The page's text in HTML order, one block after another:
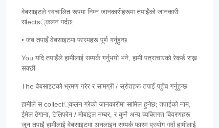
वेबसाइटले स्वचालित रूपमा निम्न जानकारीहरूमा तपाईंको जानकारी
सlects्कलन गर्दछ:
• जब तपाइँ वेबसाइटमा फारमहरू पूर्ण गर्नुहुन्छ
You यदि तपाईंले हामीलाई सम्पर्क गर्नुभयो भने, हामी पत्राचारको रेकर्ड राख्न
सक्छौं
The वेबसाइटको भ्रमण गरेर र सामग्री / स्रोतहरू तपाइँ पहुँच गर्नुहुन्छ
हामीले स collect्कलन गरेको जानकारीमा सामिल हुनेछ; तपाईंको नाम,
ईमेल ठेगाना, टेलिफोन / मोबाइल नम्बर, र कुनै अन्य व्यक्तिगत विवरणहरू
जुन तपाईं हामीलाई वेबसाइटमा अनलाइन सम्पर्क फारम प्रयोग गर्दा हामीलाई